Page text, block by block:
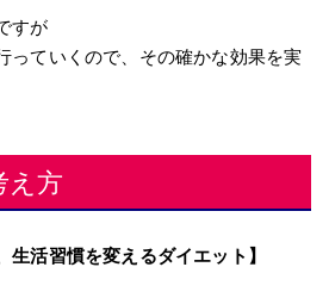
すが
っていくので、その確かな効果を実
え方
生活習慣を変えるダイエット】